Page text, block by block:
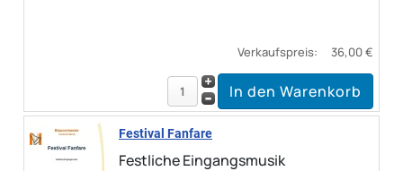
Verkaufspreis: 36,00 €
Festival Fanfare
Festliche Eingangsmusik